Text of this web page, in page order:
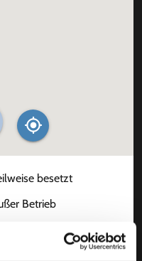
besetzt
Betrieb